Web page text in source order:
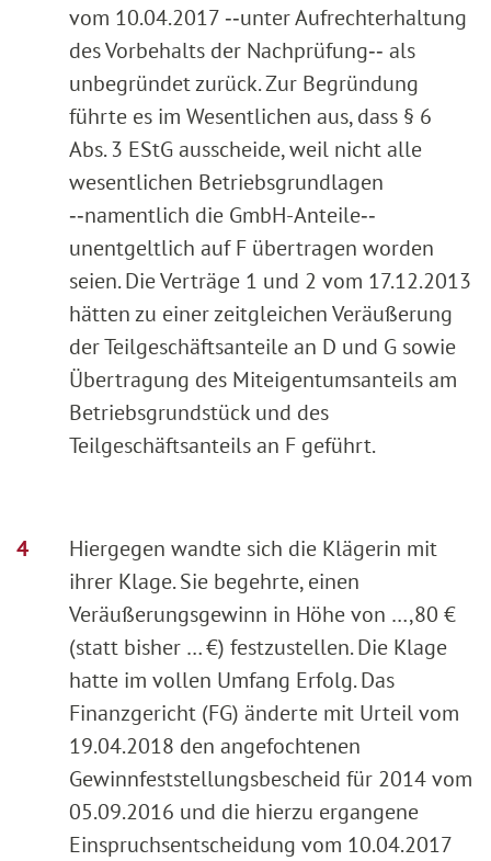
vom 10.04.2017 ‑‑unter Aufrechterhaltung
des Vorbehalts der Nachprüfung‑‑ als
unbegründet zurück. Zur Begründung
führte es im Wesentlichen aus, dass § 6
Abs. 3 EStG ausscheide, weil nicht alle
wesentlichen Betriebsgrundlagen
‑‑namentlich die GmbH-Anteile‑‑
unentgeltlich auf F übertragen worden
seien. Die Verträge 1 und 2 vom 17.12.2013
hätten zu einer zeitgleichen Veräußerung
der Teilgeschäftsanteile an D und G sowie
Übertragung des Miteigentumsanteils am
Betriebsgrundstück und des
Teilgeschäftsanteils an F geführt.
Hiergegen wandte sich die Klägerin mit
ihrer Klage. Sie begehrte, einen
Veräußerungsgewinn in Höhe von …,80 €
(statt bisher … €) festzustellen. Die Klage
hatte im vollen Umfang Erfolg. Das
Finanzgericht (FG) änderte mit Urteil vom
19.04.2018 den angefochtenen
Gewinnfeststellungsbescheid für 2014 vom
05.09.2016 und die hierzu ergangene
Einspruchsentscheidung vom 10.04.2017